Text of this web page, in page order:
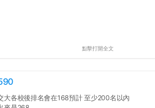
點擊打開全文
大各校後排名會在168預計 至少200名以內